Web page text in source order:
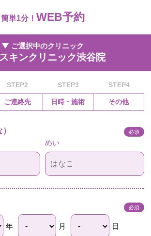
簡単1分！ WEB予約
ご選択中のクリニック
キンクリニック渋谷院
STEP2 STEP3 STEP4
ご連絡先 日時・施術 その他
必須
めい
必須
年 月 日